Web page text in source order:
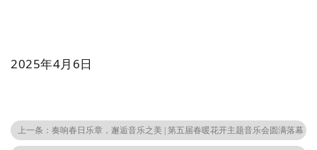
2025年4月6日
上一条：奏响春日乐章，邂逅音乐之美 | 第五届春暖花开主题音乐会圆满落幕